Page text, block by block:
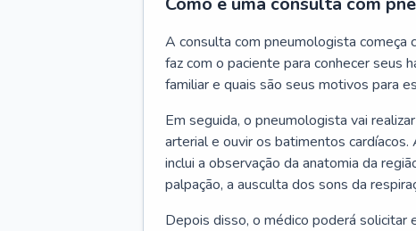
A consulta com pneumologista começa
faz com o paciente para conhecer seus
familiar e quais são seus motivos para
Em seguida, o pneumologista vai
arterial e ouvir os batimentos
inclui a observação da anatomia da
palpação, a ausculta dos sons da
Depois disso, o médico poderá